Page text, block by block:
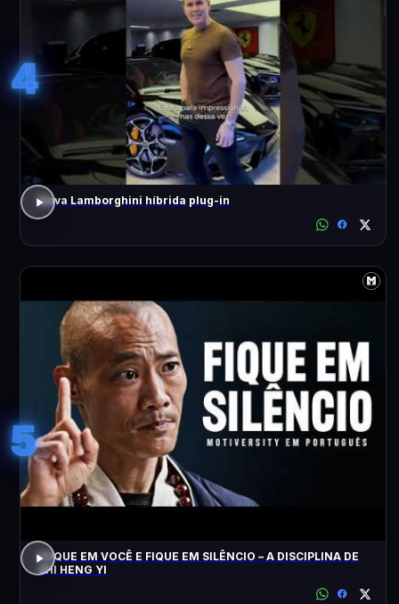
4
Nova Lamborghini híbrida plug-in
5
FOQUE EM VOCÊ E FIQUE EM SILÊNCIO – A DISCIPLINA DE
SHI HENG YI